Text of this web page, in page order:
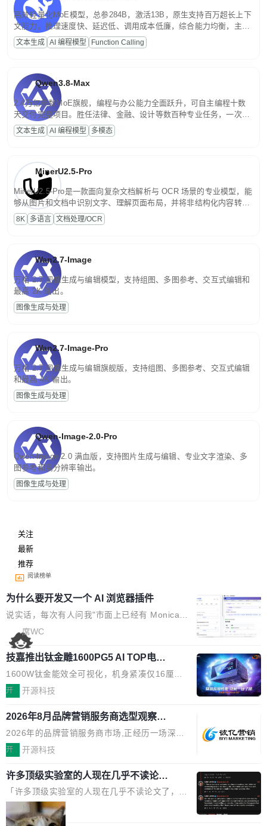
高效轻量化MoE模型，总参284B，激活13B，原生支持百万超长上下
文能力。推理速度快、延迟低、调用成本低廉，综合能力均衡，主打
高并发、轻量化任务，适合日常对话、内容创作、基础 RAG、批量
文案处理等普惠刚需场景。
文本生成 AI 编程模型 Function Calling
Qwen3.8-Max
2.4万亿参数MoE旗舰，编程与办公能力全面跃升，可自主编程十数
天交付完整项目。胜任法律、金融、设计等数百种专业任务，一次对
话端到端交付生产级成果。原生视觉理解贯穿规划、执行与验证全流
程，支持超长文档与长视频的深度语义解析。长程任务中自主规划与
文本生成 AI 编程模型 多模态
MinerU2.5-Pro
MinerU2.5-Pro是一款面向复杂文档解析与 OCR 场景的专业模型，能
够从图片和文档中识别文字、理解页面布局，并将非结构化内容转换
为便于存储、检索和二次处理的结构化结果。
8K 多语言 文档处理/OCR
Wan2.7-Image
万相 2.7 图像生成与编辑模型，支持组图、多图参考、交互式编辑和
最高 2K 输出。
图像生成与处理
Wan2.7-Image-Pro
万相 2.7 图像生成与编辑旗舰版，支持组图、多图参考、交互式编辑
和最高 4K 输出。
图像生成与处理
Qwen-Image-2.0-Pro
Qwen-Image-2.0 满血版，支持图片生成与编辑、专业文字渲染、多
图参考和高分辨率输出。
图像生成与处理
关注
最新
推荐
阅读榜单
为什么要开发又一个 AI 浏览器插件
说实话，每次有人问我"市面上已经有 Monica、
Sider、Copilot for Chrome 这些 AI 浏览器插件
了，你为什么还要再做一个"，我都觉得这个问题
问得好。 因为我自己也是从用户变成开发者的。
现有产品的天花板 我用过不少 AI 浏览器插件。
刚开始觉得都挺好——选中一段文字，弹出解
要。但用久了你会发现，它们本质上都是同一类
东西：一个带网页上下文的聊天框。 它们能读取
页面的文本，然后把文本丢给大模型，再返回一
段回答。仅此而已。 这当然有用，但总觉得差点
意思。比如我在一个后台管理系统里，需要填50
个表单字段，每个字段还有联动逻辑；比如我
想...
席WC
技嘉推出钛金雕1600PG5 AI TOP电
源：为发烧级主机与本地AI算力打造旗
舰供电方案
1600W钛金能效全可视化，机身紧凑仅16厘米
继2026台北电脑展首度亮相后，技嘉科技近日正
电源专为发烧级DIY主机与本地AI算力平台打
造，整机长度仅16厘米，提供1600W额定功率
与80PLUS钛金能效；支持ATX 3.1与PCIe 5.1
规范，结合服务器级元件、完善供电线材与内置
实时LCD监控屏，可充分满足当下高阶PC主机
的严苛使用需求。 澎湃功率，紧凑机身 钛金雕1
600PG5 AI TOP具备强悍输出功率，同时实现
机身尺寸大幅精简。整机长度仅16厘米，属于同
开 开源科技
2026年8月品牌营销服务商选型观察：
从流量思维到品牌资产思维的范式转移
2026年的品牌营销服务商市场,正经历一场深刻
的价值重构。全球全案品牌代理机构市场从2025
复合增长率达5.44%,预计2032年将突破120亿美
元。数字广告与公共关系相关服务市场更是从20
25年的8463亿美元扩张至2026年的8763亿美
元。数字的背后是一个清晰的事实——品牌对专
开 开源科技
许多顶级实验室的人现在几乎不读论文
了
「许多顶级实验室的人现在几乎不读论文了，而
且他们认为 ICLR/ICML/NeurIPS 充斥着大量过
度宣传和欺诈。」 OpenAI 研究员 Keller Jorda
局